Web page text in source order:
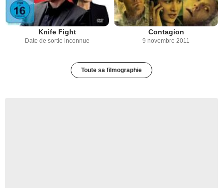
Knife Fight
Date de sortie inconnue
Contagion
9 novembre 2011
Toute sa filmographie